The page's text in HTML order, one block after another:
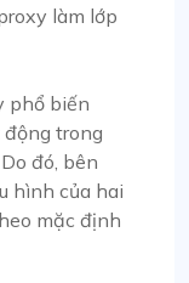
làm lớp
phổ biến
động trong
đó, bên
hình của hai
mặc định